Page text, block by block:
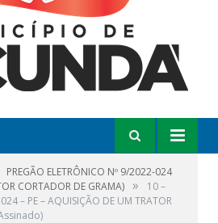
PREGÃO ELETRÔNICO Nº 9/2022-024
CORTADOR DE GRAMA) »
10 –
– PE – AQUISIÇÃO DE UM TRATOR